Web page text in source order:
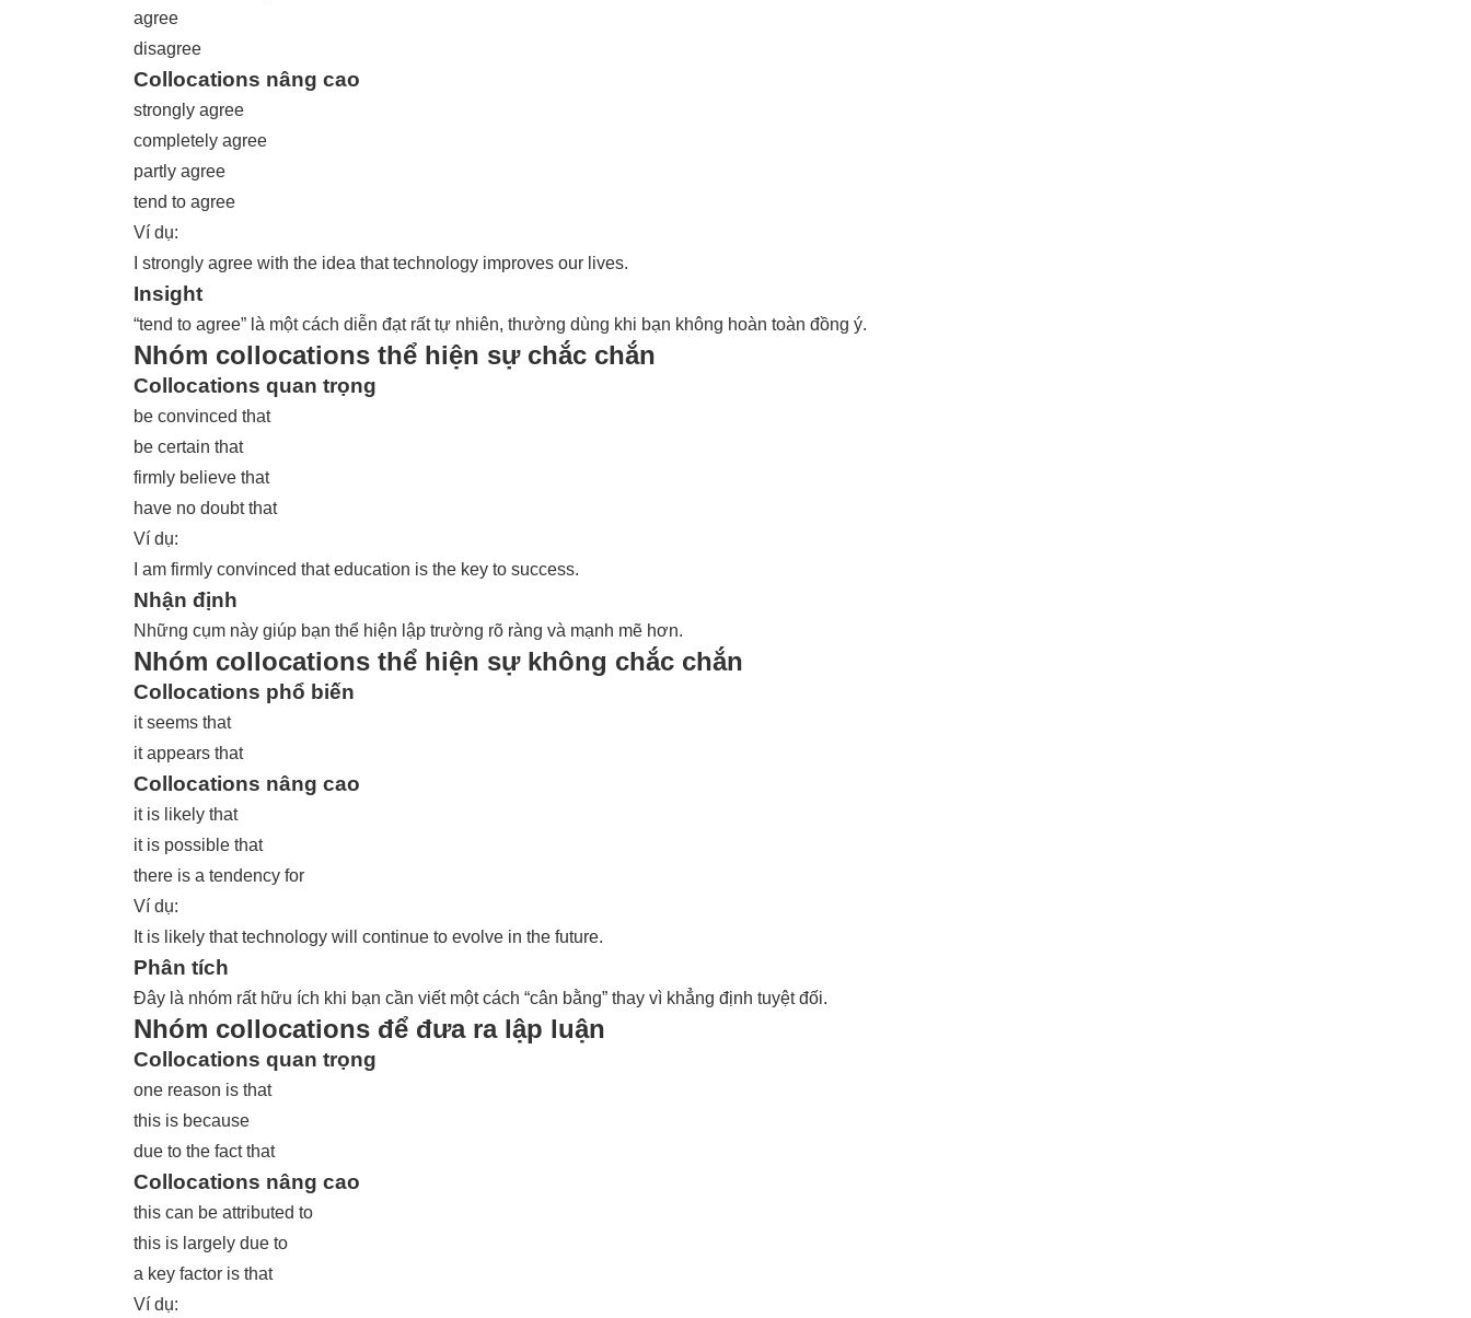
agree
disagree
Collocations nâng cao
strongly agree
completely agree
partly agree
tend to agree
Ví dụ:
I strongly agree with the idea that technology improves our lives.
Insight
“tend to agree” là một cách diễn đạt rất tự nhiên, thường dùng khi bạn không hoàn toàn đồng ý.
Nhóm collocations thể hiện sự chắc chắn
Collocations quan trọng
be convinced that
be certain that
firmly believe that
have no doubt that
Ví dụ:
I am firmly convinced that education is the key to success.
Nhận định
Những cụm này giúp bạn thể hiện lập trường rõ ràng và mạnh mẽ hơn.
Nhóm collocations thể hiện sự không chắc chắn
Collocations phổ biến
it seems that
it appears that
Collocations nâng cao
it is likely that
it is possible that
there is a tendency for
Ví dụ:
It is likely that technology will continue to evolve in the future.
Phân tích
Đây là nhóm rất hữu ích khi bạn cần viết một cách “cân bằng” thay vì khẳng định tuyệt đối.
Nhóm collocations để đưa ra lập luận
Collocations quan trọng
one reason is that
this is because
due to the fact that
Collocations nâng cao
this can be attributed to
this is largely due to
a key factor is that
Ví dụ: